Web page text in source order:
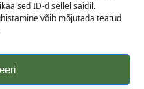
ID-d sellel saidil.
võib mõjutada teatud